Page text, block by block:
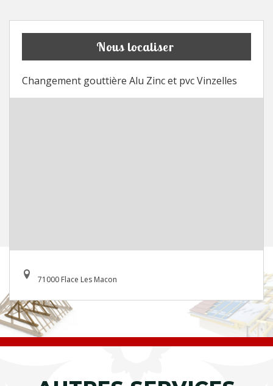
Nous localiser
Changement gouttière Alu Zinc et pvc Vinzelles
71000 Flace Les Macon